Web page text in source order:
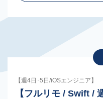
【週4日･5日/iOSエンジニア】
【フルリモ / Swift /